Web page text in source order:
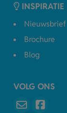
INSPIRATIE
Nieuwsbrief
Brochure
Blog
VOLG ONS